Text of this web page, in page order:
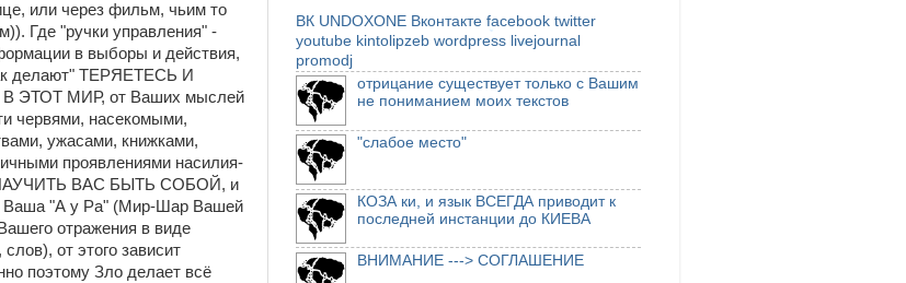
или через фильм, чьим то
Где "ручки управления" -
в выборы и действия,
делают" ТЕРЯЕТЕСЬ И
МИР, от Ваших мыслей
червями, насекомыми,
ужасами, книжками,
проявлениями насилия-
НАУЧИТЬ ВАС БЫТЬ СОБОЙ, и
"А у Ра" (Мир-Шар Вашей
отражения в виде
от этого зависит
поэтому Зло делает всё
ВК UNDOXONE Вконтакте facebook twitter
youtube kintolipzeb wordpress livejournal
promodj
отрицание существует только с Вашим
не пониманием моих текстов
"слабое место"
КОЗА ки, и язык ВСЕГДА приводит к
последней инстанции до КИЕВА
ВНИМАНИЕ ---> СОГЛАШЕНИЕ